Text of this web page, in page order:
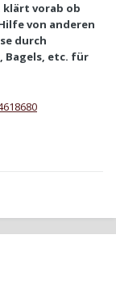
vorab ob
von anderen
durch
Bagels, etc. für